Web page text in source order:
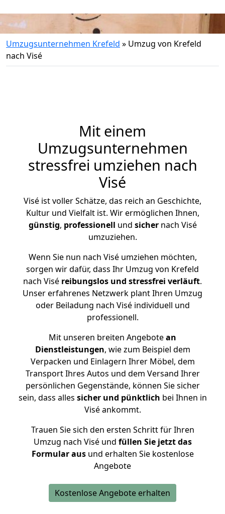
Umzugsunternehmen Krefeld » Umzug von Krefeld
nach Visé
Mit einem
Umzugsunternehmen
stressfrei umziehen nach
Visé
Visé ist voller Schätze, das reich an Geschichte,
Kultur und Vielfalt ist. Wir ermöglichen Ihnen,
günstig, professionell und sichernach Visé
umzuziehen.
Wenn Sie nun nach Visé umziehen möchten,
sorgen wir dafür, dass Ihr Umzug von Krefeld
nach Visé reibungslos und stressfrei verläuft.
Unser erfahrenes Netzwerk plant Ihren Umzug
oder Beiladung nach Visé individuell und
professionell.
Mit unseren breiten Angebotean
Dienstleistungen, wie zum Beispiel dem
Verpacken und Einlagern Ihrer Möbel, dem
Transport Ihres Autos und dem Versand Ihrer
persönlichen Gegenstände, können Sie sicher
sein, dass alles sicher und pünktlich bei Ihnen in
Visé ankommt.
Trauen Sie sich den ersten Schritt für Ihren
Umzug nach Visé und füllen Sie jetzt das
Formular ausund erhalten Sie kostenlose
Angebote
Kostenlose Angebote erhalten